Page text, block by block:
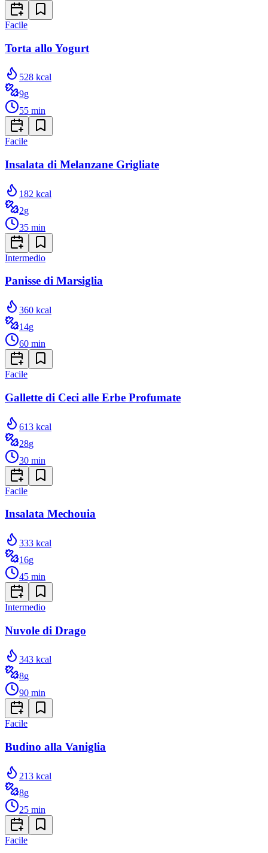
Facile
Torta allo Yogurt
528 kcal
9g
55 min
Facile
Insalata di Melanzane Grigliate
182 kcal
2g
35 min
Intermedio
Panisse di Marsiglia
360 kcal
14g
60 min
Facile
Gallette di Ceci alle Erbe Profumate
613 kcal
28g
30 min
Facile
Insalata Mechouia
333 kcal
16g
45 min
Intermedio
Nuvole di Drago
343 kcal
8g
90 min
Facile
Budino alla Vaniglia
213 kcal
8g
25 min
Facile